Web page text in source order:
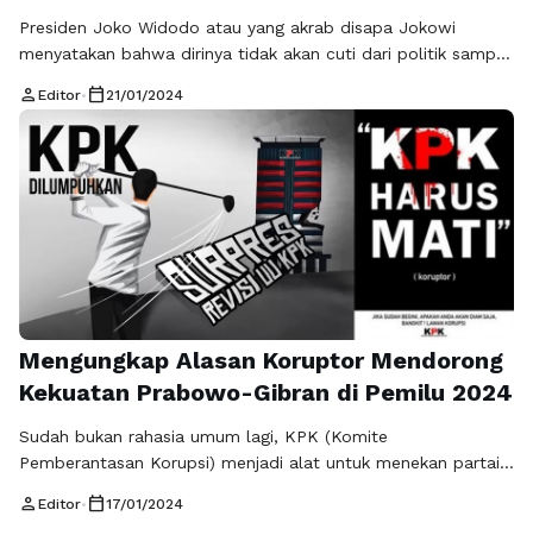
Presiden Joko Widodo atau yang akrab disapa Jokowi
menyatakan bahwa dirinya tidak akan cuti dari politik sampai
rangka memuluskan strategi untuk menjadikan Gibran
Rakabuming Raka, anaknya, menjadi presiden Indonesia
selanjutnya. Jokowi juga telah melakukan langkah-langkah
strategis untuk meraih tujuan tersebut. Beliau telah
mengerahkan para menteri kabinetnya untuk …Baca
Selengkapnya
person Editor• calendar_today 21/01/2024
Mengungkap Alasan Koruptor Mendorong
Kekuatan Prabowo-Gibran di Pemilu 2024
Sudah bukan rahasia umum lagi, KPK (Komite
Pemberantasan Korupsi) menjadi alat untuk menekan partai-
tidak bisa lepas, selalu mengikuti keinginan Jokowi. Dengan
person Editor• calendar_today17/01/2024